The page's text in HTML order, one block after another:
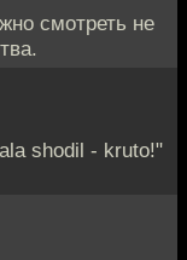
смотреть не
shodil - kruto!"